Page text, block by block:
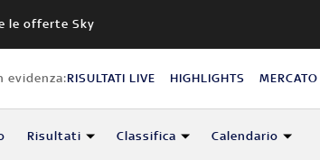
le offerte Sky
evidenza:RISULTATI LIVE HIGHLIGHTS MERCATO
Risultati Classifica Calendario